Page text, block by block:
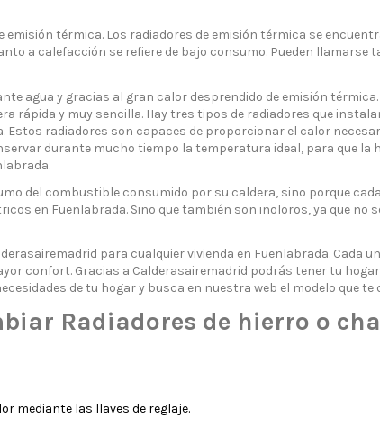
térmica. Los radiadores de emisión térmica se
a calefacción se refiere de bajo consumo. Pueden
agua y gracias al gran calor desprendido de emisión
rápida y muy sencilla. Hay tres tipos de radiadores que
Estos radiadores son capaces de proporcionar el calor
durante mucho tiempo la temperatura ideal, para que
del combustible consumido por su caldera, sino porque
en Fuenlabrada. Sino que también son inoloros, ya que no
para cualquier vivienda en Fuenlabrada.
confort. Gracias a Calderasairemadrid podrás tener tu
de tu hogar y busca en nuestra web el modelo que
Radiadores de hierro o
mediante las llaves de reglaje.